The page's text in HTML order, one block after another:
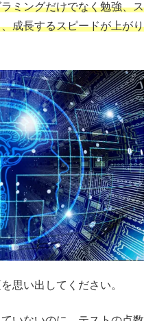
ミングだけでなく勉強、ス
成長するスピードが上がり
思い出してください。